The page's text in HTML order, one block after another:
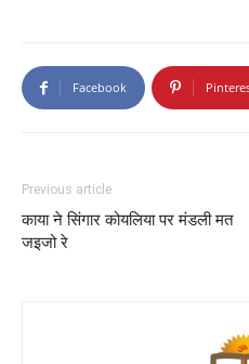
Facebook
Previous article
काया ने सिंगार कोयलिया पर मंडली मत
जइजो रे